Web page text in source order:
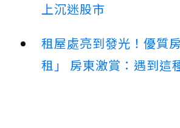
上沉迷股市
租屋處亮到發光！優質
租」 房東激賞：遇到這